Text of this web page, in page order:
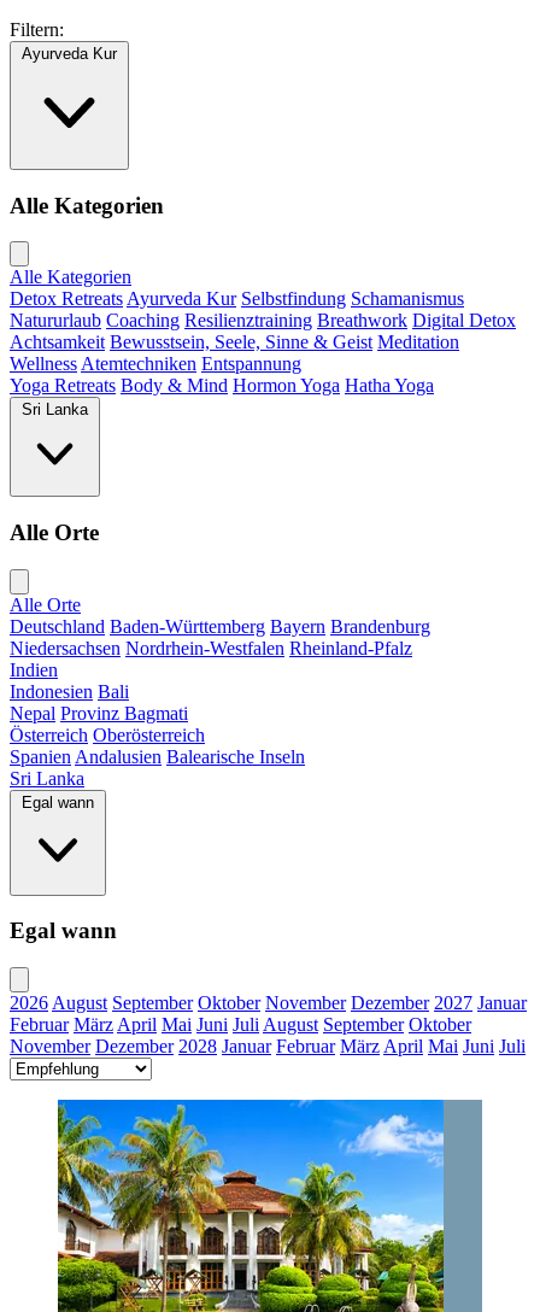
Filtern:
Ayurveda Kur
Alle Kategorien
Alle Kategorien
Detox Retreats Ayurveda Kur Selbstfindung Schamanismus
Natururlaub Coaching Resilienztraining Breathwork Digital Detox
Achtsamkeit Bewusstsein, Seele, Sinne & Geist Meditation
Wellness Atemtechniken Entspannung
Yoga Retreats Body & Mind Hormon Yoga Hatha Yoga
Sri Lanka
Alle Orte
Alle Orte
Deutschland Baden-Württemberg Bayern Brandenburg
Niedersachsen Nordrhein-Westfalen Rheinland-Pfalz
Indien
Indonesien Bali
Nepal Provinz Bagmati
Österreich Oberösterreich
Spanien Andalusien Balearische Inseln
Sri Lanka
Egal wann
Egal wann
2026 August September Oktober November Dezember 2027 Januar
Februar März April Mai Juni Juli August September Oktober
November Dezember 2028 Januar Februar März April Mai Juni Juli